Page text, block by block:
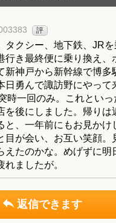
評
タクシー、地下鉄、JR
行き最終便に乗り換え、
新神戸から新幹線で博多
日勇んで諏訪野にやって
時一回のみ。これとい
を後にしました。帰りは
と、一年前にもお見かけ
が会い、お互い笑顔。
えたのかな。めげずに明
れましたが。
返信できます